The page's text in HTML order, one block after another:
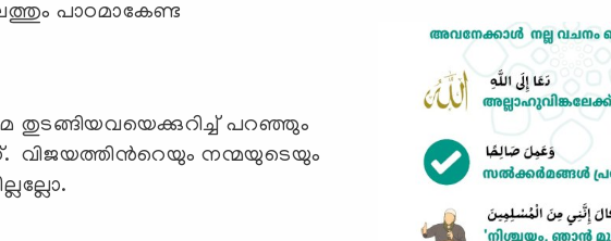
പാഠമാകേണ്ട
പറഞ്ഞും
നന്മയുടെയും